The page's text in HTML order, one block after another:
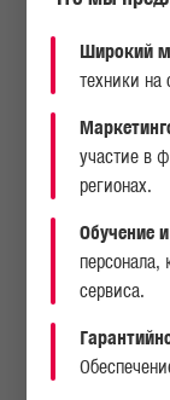
пожалуйста,
ДРУГИЕ
Широкий
техники на
участие в
регионах.
Обучение
персонала,
сервиса.